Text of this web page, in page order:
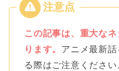
この記事は、重大な
ります。 アニメ最新
る際はご注意ください